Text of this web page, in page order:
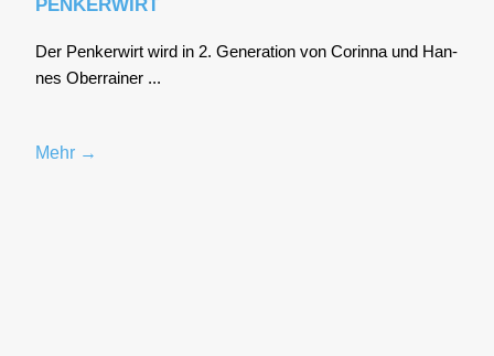
PENKERWIRT
Der Pen­ker­wirt wird in 2. Gene­ra­ti­on von Corin­na und Han­
nes Ober­rai­ner ...
Mehr →